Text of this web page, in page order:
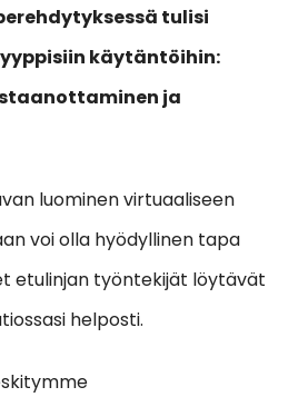
tulisi
käytäntöihin:
ja
luominen virtuaaliseen
voi olla hyödyllinen tapa
etulinjan työntekijät löytävät
helposti.